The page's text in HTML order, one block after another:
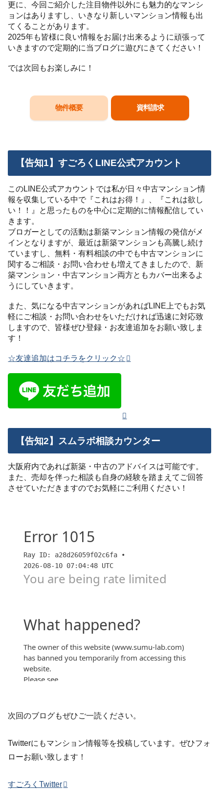
更に、今回ご紹介した注目物件以外にも魅力的なマンシ
ョンはありますし、いきなり新しいマンション情報も出
てくることがあります。
2025年も皆様に良い情報をお届け出来るように頑張って
いきますので定期的に当ブログに遊びにきてください！
では次回もお楽しみに！
物件概要 資料請求
【告知1】すごろくLINE公式アカウント
このLINE公式アカウントでは私が日々中古マンション情
報を収集している中で『これはお得！』、『これは欲し
い！！』と思ったものを中心に定期的に情報配信してい
きます。
ブロガーとしての活動は新築マンション情報の発信がメ
インとなりますが、最近は新築マンションも高騰し続け
ていますし、無料・有料相談の中でも中古マンションに
関するご相談・お問い合わせも増えてきましたので、新
築マンション・中古マンション両方ともカバー出来るよ
うにしていきます。
また、気になる中古マンションがあればLINE上でもお気
軽にご相談・お問い合わせをいただければ迅速に対応致
しますので、皆様ぜひ登録・お友達追加をお願い致しま
す！
☆友達追加はコチラをクリック☆
【告知2】スムラボ相談カウンター
大阪府内であれば新築・中古のアドバイスは可能です。
また、売却を伴った相談も自身の経験を踏まえてご回答
させていただきますのでお気軽にご利用ください！
個別マンション 相談カウンター
次回のブログもぜひご一読ください。
Twitterにもマンション情報等を投稿しています。ぜひフォ
ローお願い致します！
すごろくTwitter